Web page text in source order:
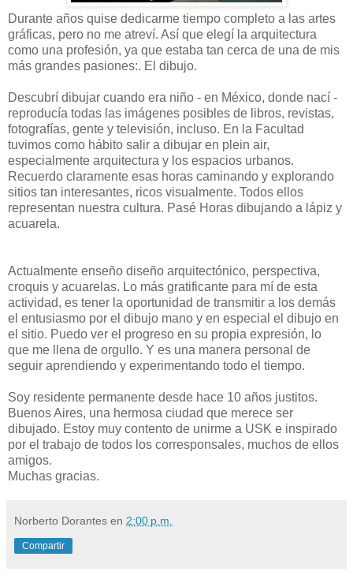
Durante años quise dedicarme tiempo completo a las artes
gráficas, pero no me atreví. Así que elegí la arquitectura
como una profesión, ya que estaba tan cerca de una de mis
más grandes pasiones:. El dibujo.
Descubrí dibujar cuando era niño - en México, donde nací -
reproducía todas las imágenes posibles de libros, revistas,
fotografías, gente y televisión, incluso. En la Facultad
tuvimos como hábito salir a dibujar en plein air,
especialmente arquitectura y los espacios urbanos.
Recuerdo claramente esas horas caminando y explorando
sitios tan interesantes, ricos visualmente. Todos ellos
representan nuestra cultura. Pasé Horas dibujando a lápiz y
acuarela.
Actualmente enseño diseño arquitectónico, perspectiva,
croquis y acuarelas. Lo más gratificante para mí de esta
actividad, es tener la oportunidad de transmitir a los demás
el entusiasmo por el dibujo mano y en especial el dibujo en
el sitio. Puedo ver el progreso en su propia expresión, lo
que me llena de orgullo. Y es una manera personal de
seguir aprendiendo y experimentando todo el tiempo.
Soy residente permanente desde hace 10 años justitos.
Buenos Aires, una hermosa ciudad que merece ser
dibujado. Estoy muy contento de unirme a USK e inspirado
por el trabajo de todos los corresponsales, muchos de ellos
amigos.
Muchas gracias.
Norberto Dorantes en 2:00 p.m.
Compartir